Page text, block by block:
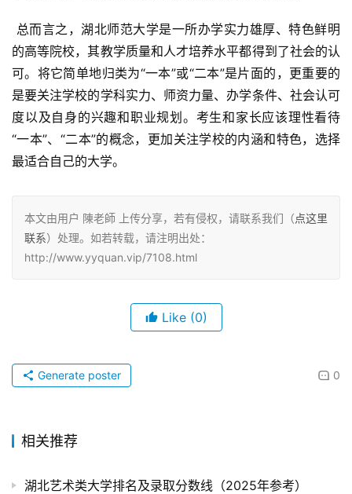
的高等院校，其教学质量和人才培养水平都得到了社会的认
可。将它简单地归类为“一本”或“二本”是片面的，更重要的
是要关注学校的学科实力、师资力量、办学条件、社会认可
度以及自身的兴趣和职业规划。考生和家长应该理性看待
“一本”、“二本”的概念，更加关注学校的内涵和特色，选择
最适合自己的大学。
本文由用户 陳老師 上传分享，若有侵权，请联系我们（点这里
联系）处理。如若转载，请注明出处：
http://www.yyquan.vip/7108.html
Like (0)
0
Generate poster
相关推荐
湖北艺术类大学排名及录取分数线（2025年参考）